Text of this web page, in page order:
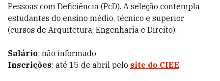
Pessoas com Deficiência (PcD). A seleção contempla
estudantes do ensino médio, técnico e superior
(cursos de Arquitetura, Engenharia e Direito).
Salário: não informado
Inscrições: até 15 de abril pelo site do CIEE